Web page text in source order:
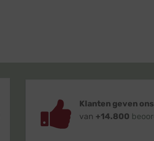
Klanten geven
van +14.800